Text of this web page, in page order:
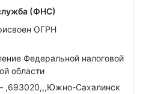
(ФНС)
ОГРН
Федеральной налоговой
области
,693020,,,Южно-Сахалинск